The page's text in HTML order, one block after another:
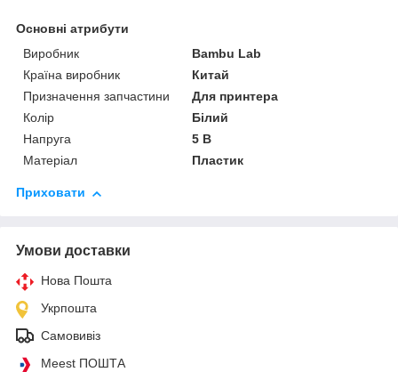
Основні атрибути
Виробник
Bambu Lab
Країна виробник
Китай
Призначення запчастини
Для принтера
Колір
Білий
Напруга
5 В
Матеріал
Пластик
Приховати
Умови доставки
Нова Пошта
Укрпошта
Самовивіз
Meest ПОШТА